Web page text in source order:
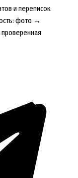
и переписок.
фото →